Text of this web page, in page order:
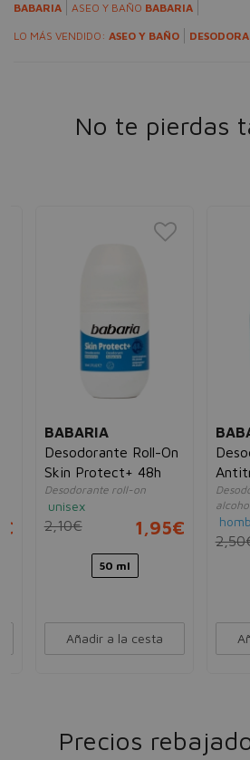
BABARIA ASEO Y BAÑO BABARIA
LO MÁS VENDIDO: ASEO Y BAÑO
No te pierdas
BABARIA
Desodorante Roll-On
Skin Protect+ 48h
Desodorante roll-on
unisex
2,10€ 1,95€
50 ml
Añadir a la cesta
On
Precios